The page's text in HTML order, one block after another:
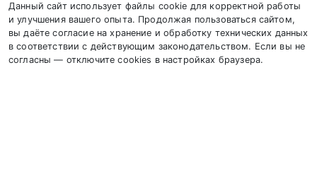
Данный сайт использует файлы cookie для корректной работы
и улучшения вашего опыта. Продолжая пользоваться сайтом,
вы даёте согласие на хранение и обработку технических данных
в соответствии с действующим законодательством. Если вы не
согласны — отключите cookies в настройках браузера.